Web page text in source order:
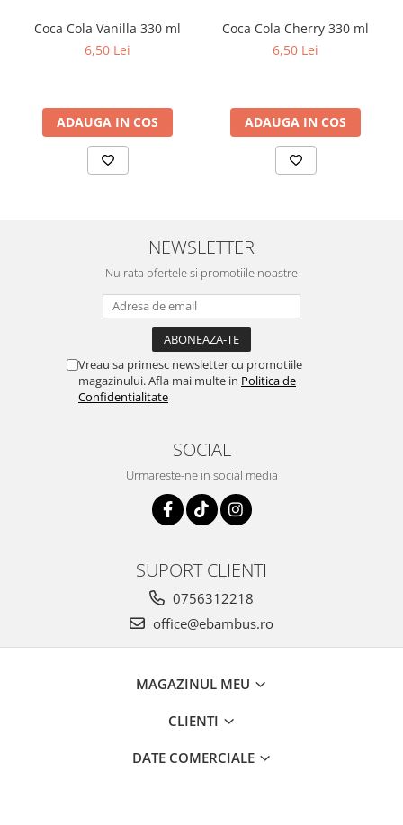
Coca Cola Vanilla 330 ml
6,50 Lei
ADAUGA IN COS
Coca Cola Cherry 330 ml
6,50 Lei
ADAUGA IN COS
NEWSLETTER
Nu rata ofertele si promotiile noastre
Vreau sa primesc newsletter cu promotiile
magazinului. Afla mai multe in Politica de
Confidentialitate
SOCIAL
Urmareste-ne in social media
SUPORT CLIENTI
0756312218
office@ebambus.ro
MAGAZINUL MEU
CLIENTI
DATE COMERCIALE